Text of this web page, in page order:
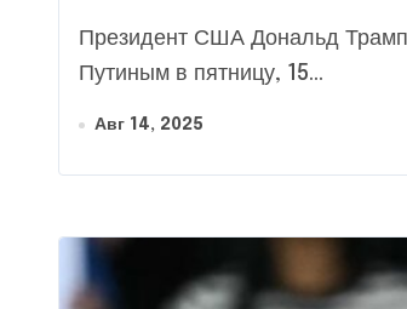
Президент США Дональд Трамп прибудет на встречу с лидером России Владимиром
Путиным в пятницу, 15...
Авг 14, 2025